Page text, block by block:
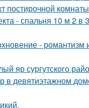
постирочной
- спальня 10 м 2 в
- романтизм
яр сургутского
в девятиэтажном